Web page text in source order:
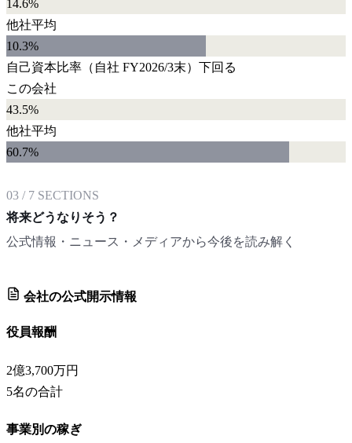
14.6%
他社平均
10.3%
自己資本比率 （自社 FY2026/3末） 下回る
この会社
43.5%
他社平均
60.7%
03 / 7 SECTIONS
将来どうなりそう？
公式情報・ニュース・メディアから今後を読み解く
会社の公式開示情報
役員報酬
2億3,700万円
5名の合計
事業別の稼ぎ